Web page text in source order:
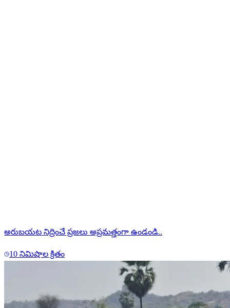
అరుబయట నిద్రించే ప్రజలు అప్రమత్తంగా ఉండండి..
10 నిమిషాల క్రితం